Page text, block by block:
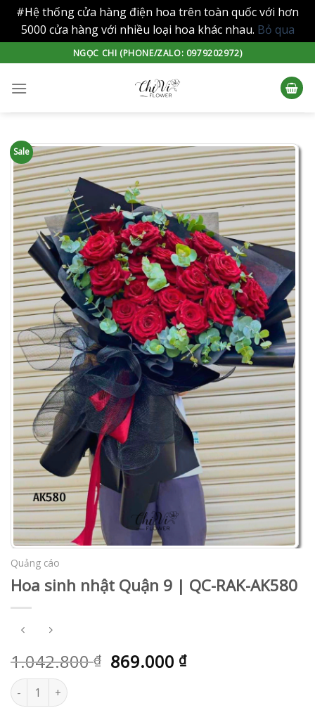
#Hệ thống cửa hàng điện hoa trên toàn quốc với hơn
5000 cửa hàng với nhiều loại hoa khác nhau. Bỏ qua
to
content
NGỌC CHI (PHONE/ZALO: 0979202972)
Sale
Quảng cáo
Hoa sinh nhật Quận 9 | QC-RAK-AK580
1.042.800₫ 869.000 ₫
Hoa sinh nhật Quận 9 | QC-RAK-AK580 số lượng